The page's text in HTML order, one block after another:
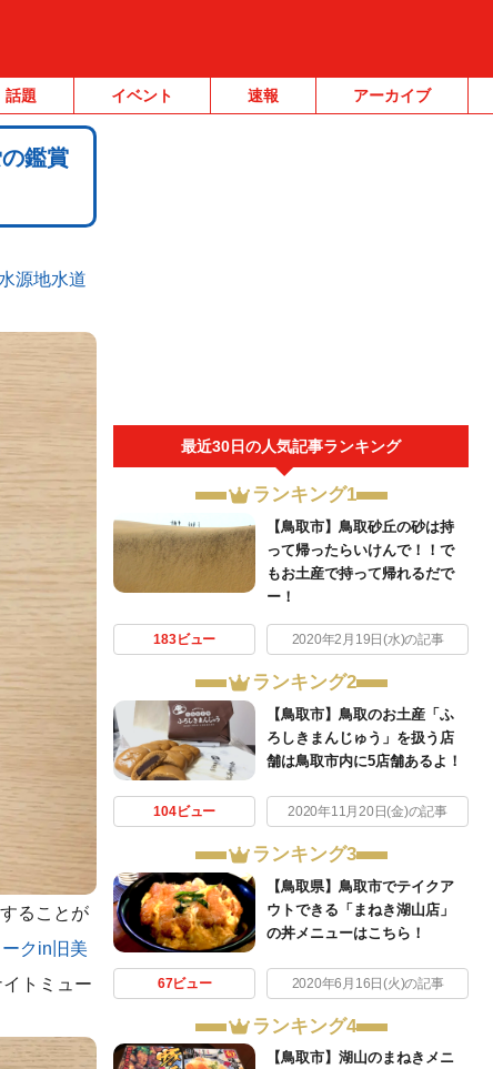
話題 イベント 速報 アーカイブ
鑑賞
源地水道
ることが
クin旧美
トミュー
最近30日の人気記事ランキング
ランキング1
【鳥取市】鳥取砂丘の砂は持
って帰ったらいけんで！！で
もお土産で持って帰れるだで
ー！
183ビュー 2020年2月19日(水)の記事
ランキング2
【鳥取市】鳥取のお土産「ふ
ろしきまんじゅう」を扱う店
舗は鳥取市内に5店舗あるよ！
104ビュー 2020年11月20日(金)の記事
ランキング3
【鳥取県】鳥取市でテイクア
ウトできる「まねき湖山店」
の丼メニューはこちら！
67ビュー 2020年6月16日(火)の記事
ランキング4
【鳥取市】湖山のまねきメニ